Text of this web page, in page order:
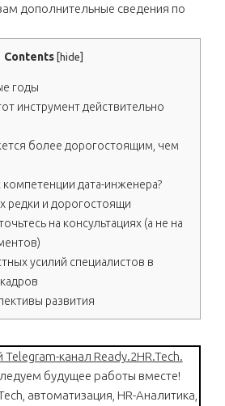
дополнительные сведения по
Contents [hide]
годы
инструмент действительно
более дорогостоящим, чем
дата-инженера?
редки и дорогостоящи
на консультациях (а не на
усилий специалистов в
развития
Telegram-канал Ready.2HR.Tech.
будущее работы вместе!
автоматизация, HR-Аналитика,